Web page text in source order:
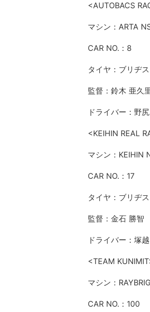
<AUTOBACS
マシン：ARTA
CAR NO.：8
タイヤ：ブリヂ
監督：鈴木 亜久
ドライバー：野
<KEIHIN REAL
マシン：KEIHIN
CAR NO.：17
タイヤ：ブリヂ
監督：金石 勝智
ドライバー：塚
<TEAM
マシン：
CAR NO.：100